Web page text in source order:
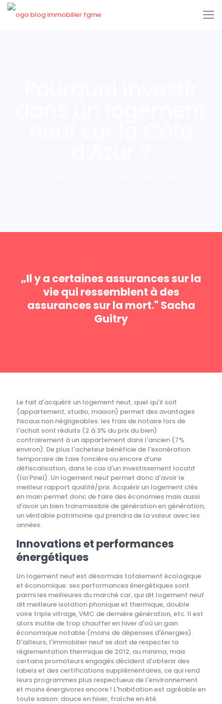
„Il y a certaines assurances sur la
vie qui ressemblent à des
assurances sur la mort." Sacha
Guitry
Le fait d'acquérir un logement neuf, quel qu'il soit
(appartement, studio, maison) permet des avantages
fiscaux non négligeables: les frais de notaire lors de
l'achat sont réduits (2 à 3% du prix du bien)
contrairement à un appartement dans l'ancien (7%
environ). De plus l'acheteur bénéficie de l'exonération
temporaire de taxe foncière ou encore d’une
défiscalisation, dans le cas d'un investissement locatif
(loi Pinel). Un logement neuf permet donc d'avoir le
meilleur rapport qualité/prix. Acquérir un logement clés
en main permet donc de faire des économies mais aussi
d'avoir un bien transmissible de génération en génération,
un véritable patrimoine qui prendra de la valeur avec les
années.
Innovations et performances
énergétiques
Un logement neuf est désormais totalement écologique
et économique: ses performances énergétiques sont
parmi les meilleures du marché car, qui dit logement neuf
dit meilleure isolation phonique et thermique, double
voire triple vitrage, VMC de dernière génération, etc. Il est
alors inutile de trop chauffer en hiver d'où un gain
économique notable (moins de dépenses d'énergies).
D'ailleurs, l'immobilier neuf se doit de respecter la
réglementation thermique de 2012, au minima, mais
certains promoteurs engagés décident d'obtenir des
labels et des certifications supplémentaires, ce qui rend
leurs programmes plus respectueux de l'environnement
et moins énergivores encore ! L'habitation est agréable en
toute saison: douce en hiver, fraîche en été.